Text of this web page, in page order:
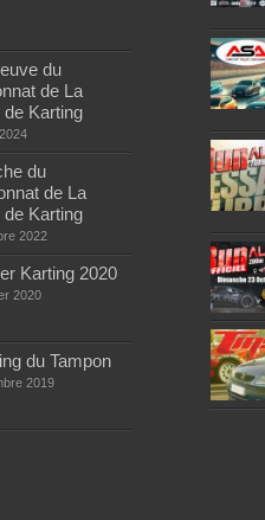
du
de La
de Karting
du
de La
de Karting
2022
Karting 2020
2020
du Tampon
2019